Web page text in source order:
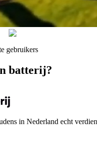
gebruikers
batterij?
in Nederland echt